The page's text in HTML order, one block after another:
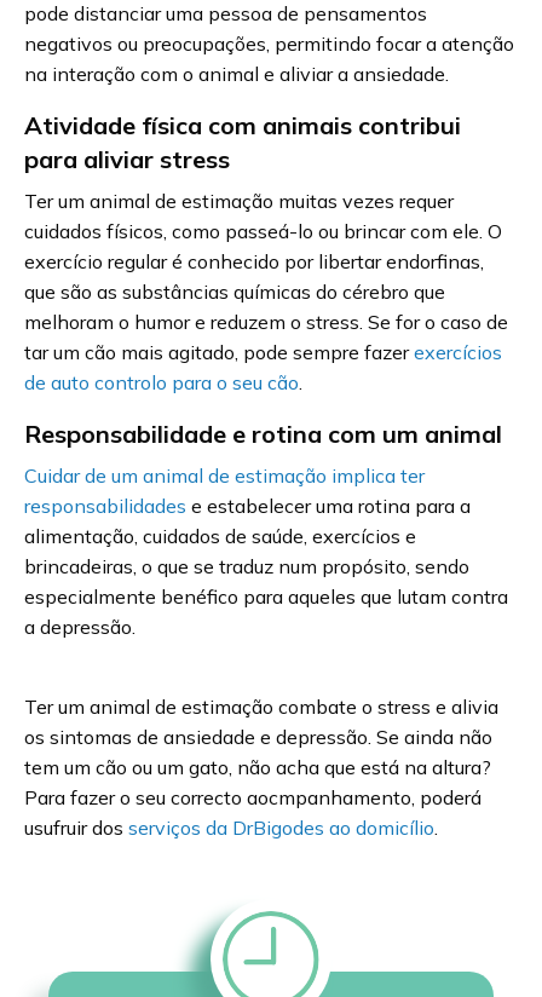
pode distanciar uma pessoa de pensamentos
negativos ou preocupações, permitindo focar a atenção
na interação com o animal e aliviar a ansiedade.
Atividade física com animais contribui
para aliviar stress
Ter um animal de estimação muitas vezes requer
cuidados físicos, como passeá-lo ou brincar com ele. O
exercício regular é conhecido por libertar endorfinas,
que são as substâncias químicas do cérebro que
melhoram o humor e reduzem o stress. Se for o caso de
tar um cão mais agitado, pode sempre fazerexercícios
de auto controlo para o seu cão.
Responsabilidade e rotina com um animal
Cuidar de um animal de estimação implica ter
responsabilidades e estabelecer uma rotina para a
alimentação, cuidados de saúde, exercícios e
brincadeiras, o que se traduz num propósito, sendo
especialmente benéfico para aqueles que lutam contra
a depressão.
Ter um animal de estimação combate o stress e alivia
os sintomas de ansiedade e depressão. Se ainda não
tem um cão ou um gato, não acha que está na altura?
Para fazer o seu correcto aocmpanhamento, poderá
usufruir dos serviços da DrBigodes ao domicílio.